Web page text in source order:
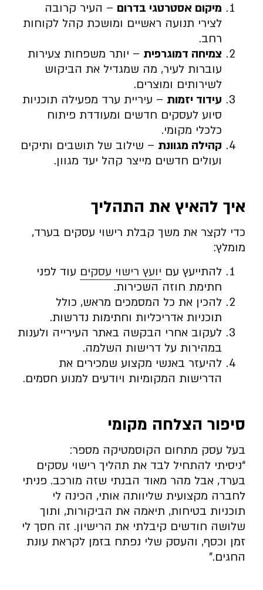
מיקום אסטרטגי בדרום – העיר קרובה
לצירי תנועה ראשיים ומושכת קהל לקוחות
רחב.
צמיחה דמוגרפית – יותר משפחות צעירות
עוברות לעיר, מה שמגדיל את הביקוש
לשירותים ומוצרים.
עידוד יזמות – עיריית ערד מפעילה תוכניות
סיוע לעסקים חדשים ומעודדת פיתוח
כלכלי מקומי.
קהילה מגוונת – שילוב של תושבים ותיקים
ועולים חדשים מייצר קהל יעד מגוון.
איך להאיץ את התהליך
כדי לקצר את משך קבלת רישוי עסקים בערד,
מומלץ:
להתייעץ עם יועץ רישוי עסקים עוד לפני
חתימת חוזה השכירות.
להכין את כל המסמכים מראש, כולל
תוכניות אדריכליות וחתימות נדרשות.
לעקוב אחרי הבקשה באתר העירייה ולענות
במהירות על דרישות השלמה.
להיעזר באנשי מקצוע שמכירים את
הדרישות המקומיות ויודעים למנוע חסמים.
סיפור הצלחה מקומי
בעל עסק מתחום הקוסמטיקה מספר:
“ניסיתי להתחיל לבד את תהליך רישוי עסקים
בערד, אבל מהר מאוד הבנתי שזה מורכב. פניתי
לחברה מקצועית שליוותה אותי, הכינה לי
תוכניות בטיחות, תיאמה את הביקורות, ותוך
שלושה חודשים קיבלתי את הרישיון. זה חסך לי
זמן וכסף, והעסק שלי נפתח בזמן לקראת עונת
החגים.”